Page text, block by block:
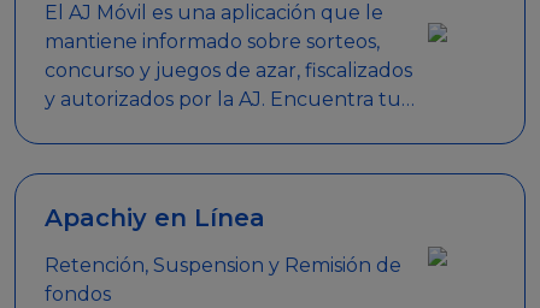
El AJ Móvil es una aplicación que le
mantiene informado sobre sorteos,
concurso y juegos de azar, fiscalizados
y autorizados por la AJ. Encuentra tus
clave.
Apachiy en Línea
Retención, Suspension y Remisión de
fondos